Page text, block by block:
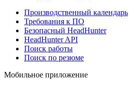
Производственный календарь
Требования к ПО
Безопасный HeadHunter
HeadHunter API
Поиск работы
Поиск по резюме
Мобильное приложение